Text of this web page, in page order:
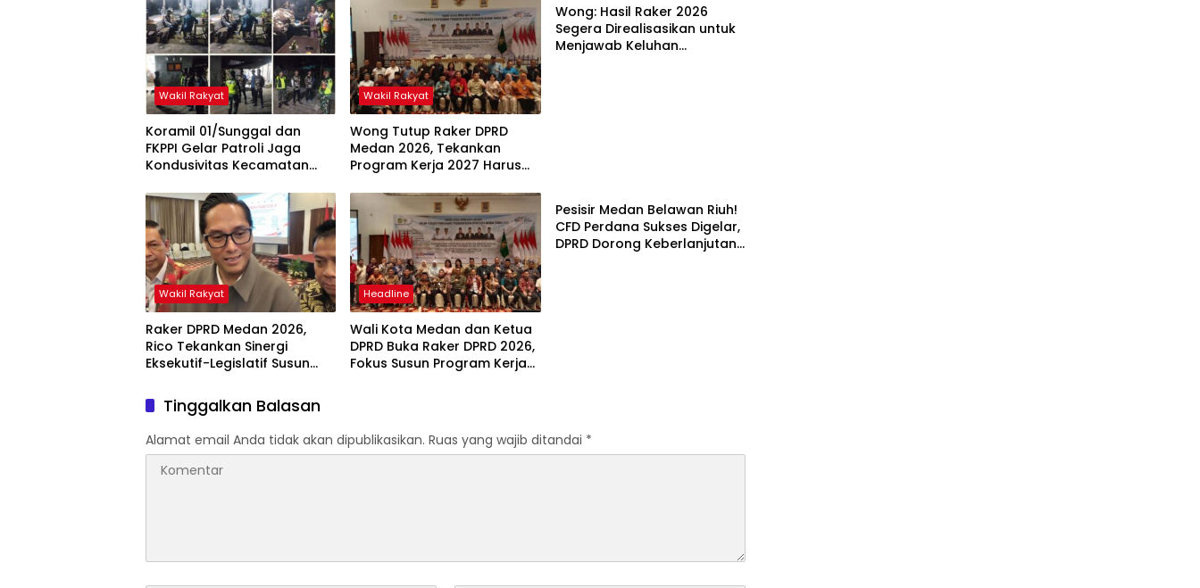
Wakil Rakyat
Koramil 01/Sunggal dan
FKPPI Gelar Patroli Jaga
Kondusivitas Kecamatan
Wakil Rakyat
Wong Tutup Raker DPRD
Medan 2026, Tekankan
Program Kerja 2027 Harus
Masyarakat
Wong: Hasil Raker 2026
Segera Direalisasikan untuk
Menjawab Keluhan
Wakil Rakyat
Raker DPRD Medan 2026,
Rico Tekankan Sinergi
Eksekutif-Legislatif Susun
Headline
Wali Kota Medan dan Ketua
DPRD Buka Raker DPRD 2026,
Fokus Susun Program Kerja
Pesisir Medan Belawan Riuh!
CFD Perdana Sukses Digelar,
DPRD Dorong Keberlanjutan
Tinggalkan Balasan
Alamat email Anda tidak akan dipublikasikan. Ruas yang wajib ditandai *